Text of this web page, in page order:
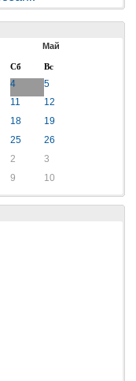
Май
Сб Вс
4
5
11
12
18
19
25
26
2
3
9 10